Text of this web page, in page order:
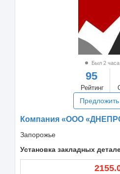
Был 2 часа
95
Рейтинг
Компания «ООО
Запорожье
Установка закладных